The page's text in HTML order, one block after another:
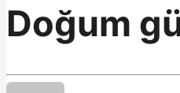
Doğum